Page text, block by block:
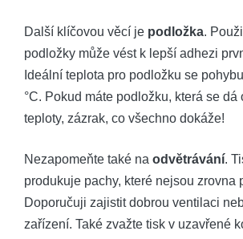
Další klíčovou věcí je podložka.
podložky může vést k lepší adhezi
Ideální teplota pro podložku se
°C. Pokud máte podložku, která se dá
teploty, zázrak, co všechno dokáže!
Nezapomeňte také na odvětrávání.
produkuje pachy, které nejsou zrovna
Doporučuji zajistit dobrou ventilaci
zařízení. Také zvažte tisk v uzavřené